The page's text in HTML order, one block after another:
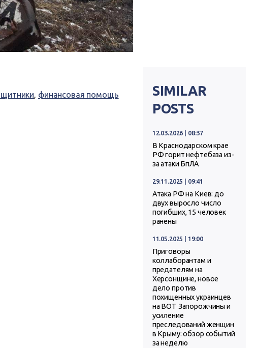
, финансовая помощь
SIMILAR
POSTS
12.03.2026 | 08:37
В Краснодарском крае
РФ горит нефтебаза из-
за атаки БпЛА
29.11.2025 | 09:41
Атака РФ на Киев: до
двух выросло число
погибших, 15 человек
ранены
11.05.2025 | 19:00
Приговоры
коллаборантам и
предателям на
Херсонщине, новое
дело против
похищенных украинцев
на ВОТ Запорожчины и
усиление
преследований женщин
в Крыму: обзор событий
за неделю